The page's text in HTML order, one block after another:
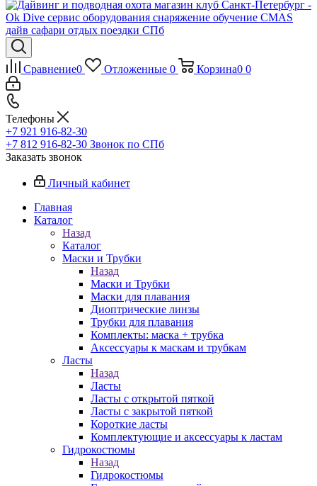
Сравнение0 Отложенные 0 Корзина0 0
Телефоны
+7 921 916-82-30
+7 812 916-82-30 Звонок по СПб
Заказать звонок
Личный кабинет
Главная
Каталог
Назад
Каталог
Маски и Трубки
Назад
Маски и Трубки
Маски для плавания
Диоптрические линзы
Трубки для плавания
Комплекты: маска + трубка
Аксессуары к маскам и трубкам
Ласты
Назад
Ласты
Ласты с открытой пяткой
Ласты с закрытой пяткой
Короткие ласты
Комплектующие и аксессуары к ластам
Гидрокостюмы
Назад
Гидрокостюмы